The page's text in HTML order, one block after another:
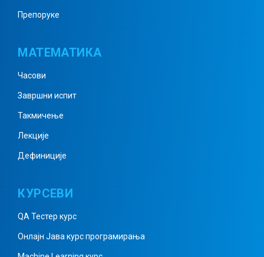
задаци
конструкције
Примена Питагорине теореме на
Примена Питагорине теореме на
Препоруке
МАТЕМАТИКА
Часови
Завршни испит
Такмичење
Лекције
Дефиниције
КУРСЕВИ
QA Тестер курс
Онлајн Јава курс програмирања